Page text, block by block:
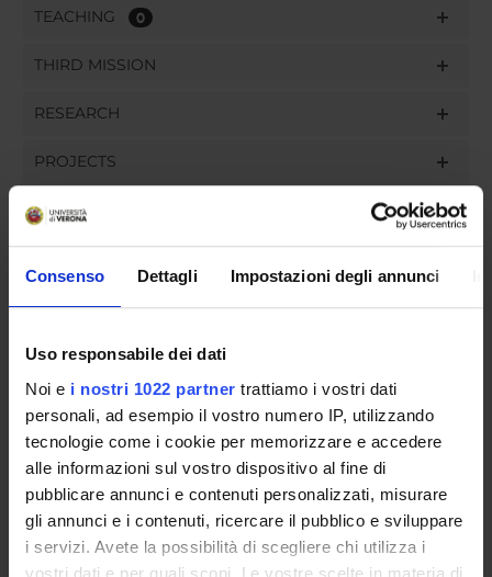
Consenso Dettagli Impostazioni degli annunci
Uso responsabile dei dati
Noi e i nostri 1022 partner trattiamo i vostri dati
personali, ad esempio il vostro numero IP, utilizzando
tecnologie come i cookie per memorizzare e accedere
alle informazioni sul vostro dispositivo al fine di
pubblicare annunci e contenuti personalizzati, misurare
gli annunci e i contenuti, ricercare il pubblico e sviluppare
i servizi. Avete la possibilità di scegliere chi utilizza i
vostri dati e per quali scopi. Le vostre scelte in materia di
TEACHING 0
THIRD MISSION
RESEARCH
PROJECTS
ASSIGNMENTS
COMMITTEES
DEPARTMENT ADMINISTRATION OFFICES
STUDENT ADMINISTRATION OFFICES